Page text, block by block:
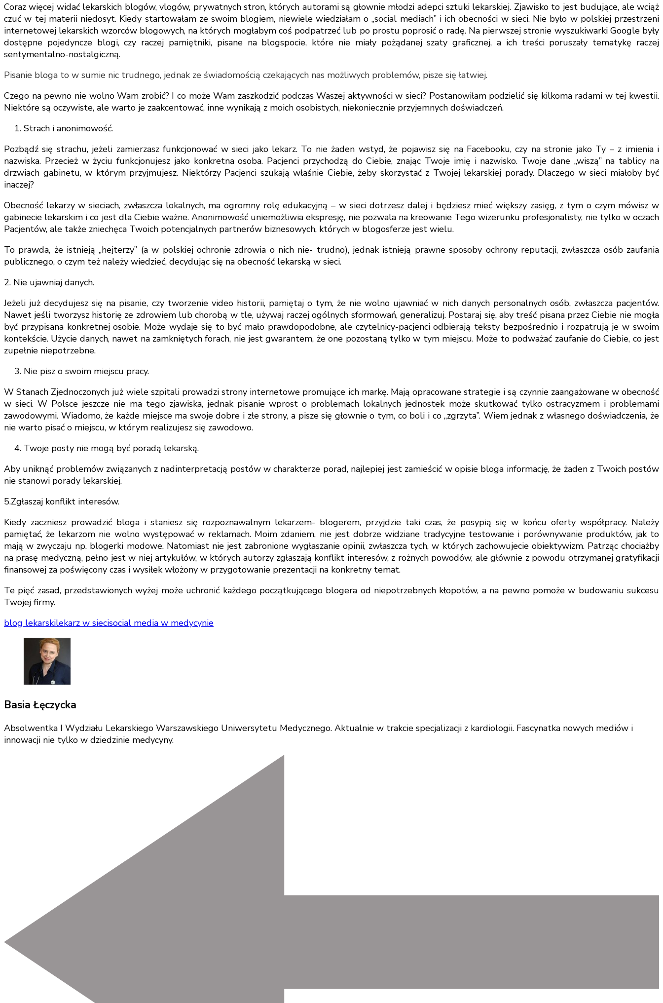
Coraz więcej widać lekarskich blogów, vlogów, prywatnych stron, których autorami są głownie młodzi adepci sztuki lekarskiej. Zjawisko to jest budujące, ale wciąż
czuć w tej materii niedosyt. Kiedy startowałam ze swoim blogiem, niewiele wiedziałam o „social mediach” i ich obecności w sieci. Nie było w polskiej przestrzeni
internetowej lekarskich wzorców blogowych, na których mogłabym coś podpatrzeć lub po prostu poprosić o radę. Na pierwszej stronie wyszukiwarki Google były
dostępne pojedyncze blogi, czy raczej pamiętniki, pisane na blogspocie, które nie miały pożądanej szaty graficznej, a ich treści poruszały tematykę raczej
sentymentalno-nostalgiczną.
Pisanie bloga to w sumie nic trudnego, jednak ze świadomością czekających nas możliwych problemów, pisze się łatwiej.
Czego na pewno nie wolno Wam zrobić? I co może Wam zaszkodzić podczas Waszej aktywności w sieci? Postanowiłam podzielić się kilkoma radami w tej kwestii.
Niektóre są oczywiste, ale warto je zaakcentować, inne wynikają z moich osobistych, niekoniecznie przyjemnych doświadczeń.
Strach i anonimowość.
Pozbądź się strachu, jeżeli zamierzasz funkcjonować w sieci jako lekarz. To nie żaden wstyd, że pojawisz się na Facebooku, czy na stronie jako Ty – z imienia i
nazwiska. Przecież w życiu funkcjonujesz jako konkretna osoba. Pacjenci przychodzą do Ciebie, znając Twoje imię i nazwisko. Twoje dane „wiszą” na tablicy na
drzwiach gabinetu, w którym przyjmujesz. Niektórzy Pacjenci szukają właśnie Ciebie, żeby skorzystać z Twojej lekarskiej porady. Dlaczego w sieci miałoby być
inaczej?
Obecność lekarzy w sieciach, zwłaszcza lokalnych, ma ogromny rolę edukacyjną – w sieci dotrzesz dalej i będziesz mieć większy zasięg, z tym o czym mówisz w
gabinecie lekarskim i co jest dla Ciebie ważne. Anonimowość uniemożliwia ekspresję, nie pozwala na kreowanie Tego wizerunku profesjonalisty, nie tylko w oczach
Pacjentów, ale także zniechęca Twoich potencjalnych partnerów biznesowych, których w blogosferze jest wielu.
To prawda, że istnieją „hejterzy” (a w polskiej ochronie zdrowia o nich nie- trudno), jednak istnieją prawne sposoby ochrony reputacji, zwłaszcza osób zaufania
publicznego, o czym też należy wiedzieć, decydując się na obecność lekarską w sieci.
2. Nie ujawniaj danych.
Jeżeli już decydujesz się na pisanie, czy tworzenie video historii, pamiętaj o tym, że nie wolno ujawniać w nich danych personalnych osób, zwłaszcza pacjentów.
Nawet jeśli tworzysz historię ze zdrowiem lub chorobą w tle, używaj raczej ogólnych sformowań, generalizuj. Postaraj się, aby treść pisana przez Ciebie nie mogła
być przypisana konkretnej osobie. Może wydaje się to być mało prawdopodobne, ale czytelnicy-pacjenci odbierają teksty bezpośrednio i rozpatrują je w swoim
kontekście. Użycie danych, nawet na zamkniętych forach, nie jest gwarantem, że one pozostaną tylko w tym miejscu. Może to podważać zaufanie do Ciebie, co jest
zupełnie niepotrzebne.
Nie pisz o swoim miejscu pracy.
W Stanach Zjednoczonych już wiele szpitali prowadzi strony internetowe promujące ich markę. Mają opracowane strategie i są czynnie zaangażowane w obecność
w sieci. W Polsce jeszcze nie ma tego zjawiska, jednak pisanie wprost o problemach lokalnych jednostek może skutkować tylko ostracyzmem i problemami
zawodowymi. Wiadomo, że każde miejsce ma swoje dobre i złe strony, a pisze się głownie o tym, co boli i co „zgrzyta”. Wiem jednak z własnego doświadczenia, że
nie warto pisać o miejscu, w którym realizujesz się zawodowo.
Twoje posty nie mogą być poradą lekarską.
Aby uniknąć problemów związanych z nadinterpretacją postów w charakterze porad, najlepiej jest zamieścić w opisie bloga informację, że żaden z Twoich postów
nie stanowi porady lekarskiej.
5.Zgłaszaj konflikt interesów.
Kiedy zaczniesz prowadzić bloga i staniesz się rozpoznawalnym lekarzem- blogerem, przyjdzie taki czas, że posypią się w końcu oferty współpracy. Należy
pamiętać, że lekarzom nie wolno występować w reklamach. Moim zdaniem, nie jest dobrze widziane tradycyjne testowanie i porównywanie produktów, jak to
mają w zwyczaju np. blogerki modowe. Natomiast nie jest zabronione wygłaszanie opinii, zwłaszcza tych, w których zachowujecie obiektywizm. Patrząc chociażby
na prasę medyczną, pełno jest w niej artykułów, w których autorzy zgłaszają konflikt interesów, z rożnych powodów, ale głównie z powodu otrzymanej gratyfikacji
finansowej za poświęcony czas i wysiłek włożony w przygotowanie prezentacji na konkretny temat.
Te pięć zasad, przedstawionych wyżej może uchronić każdego początkującego blogera od niepotrzebnych kłopotów, a na pewno pomoże w budowaniu sukcesu
Twojej firmy.
blog lekarskilekarz w siecisocial media w medycynie
Basia Łęczycka
Absolwentka I Wydziału Lekarskiego Warszawskiego Uniwersytetu Medycznego. Aktualnie w trakcie specjalizacji z kardiologii. Fascynatka nowych mediów i
innowacji nie tylko w dziedzinie medycyny.